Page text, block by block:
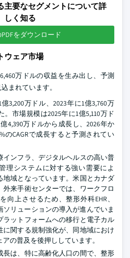
主要なセグメントについて詳
しく知る
をダウンロード
ウェア市場
万ドルの収益を生み出し、予測
まれています。
3,200万ドル、2023年に1億3,760万
。市場規模は2025年に1億5,110万ド
4,390万ドルから成長し、2026年か
のCAGRで成長すると予測されてい
インフラ、デジタルヘルスの高い普
理システムに対する強い需要によ
地域となっています。米国とカナダ
外来手術センターでは、ワークフロ
向上させるため、整形外科EHR、
ソリューションの導入が進んでいま
ラットフォームへの移行と電子カル
に関する規制強化が、同地域におけ
の普及を後押ししています。
長は、特に高齢化人口の間で、整形